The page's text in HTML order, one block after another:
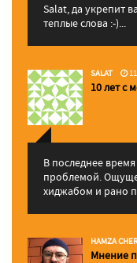
Salat, да укрепит
теплые слова :-)...
SALAT
10 лет с
В последнее
проблемой.
хиджабом и рано
HAMZA
Мнение